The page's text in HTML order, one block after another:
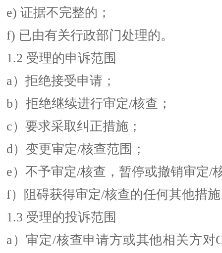
e) 证据不完整的；
f) 已由有关行政部门处理的。
1.2 受理的申诉范围
a）拒绝接受申请；
b）拒绝继续进行审定/核查；
c）要求采取纠正措施；
d）变更审定/核查范围；
e）不予审定/核查，暂停或撤销审定/
f）阻碍获得审定/核查的任何其他措
1.3 受理的投诉范围
a）审定/核查申请方或其他相关方对